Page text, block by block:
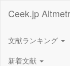
Ceek.jp
文献ランキング
新着文献